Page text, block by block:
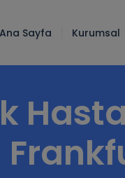
Ana Sayfa Kurumsal